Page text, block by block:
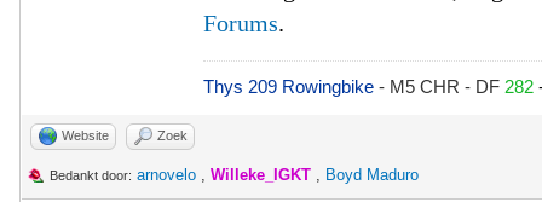
Forums.
Thys 209 Rowingbike- M5 CHR - DF 282
Website Zoek
Bedankt door: arnovelo , Willeke_IGKT , Boyd Maduro